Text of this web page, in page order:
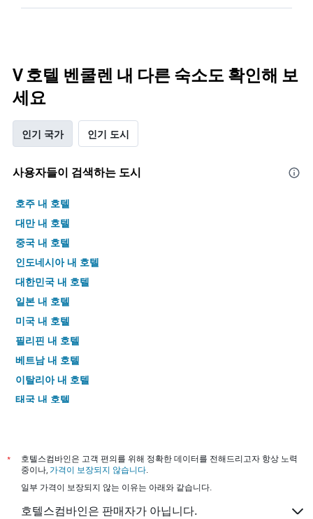
V 호텔 벤쿨렌 내 다른 숙소도 확인해 보
세요
인기 국가 인기 도시
사용자들이 검색하는 도시
호주 내 호텔
대만 내 호텔
중국 내 호텔
인도네시아 내 호텔
대한민국 내 호텔
일본 내 호텔
미국 내 호텔
필리핀 내 호텔
베트남 내 호텔
이탈리아 내 호텔
태국 내 호텔
*
호텔스컴바인은 고객 편의를 위해 정확한 데이터를 전해드리고자 항상 노력
중이나, 가격이 보장되지 않습니다.
일부 가격이 보장되지 않는 이유는 아래와 같습니다.
호텔스컴바인은 판매자가 아닙니다.